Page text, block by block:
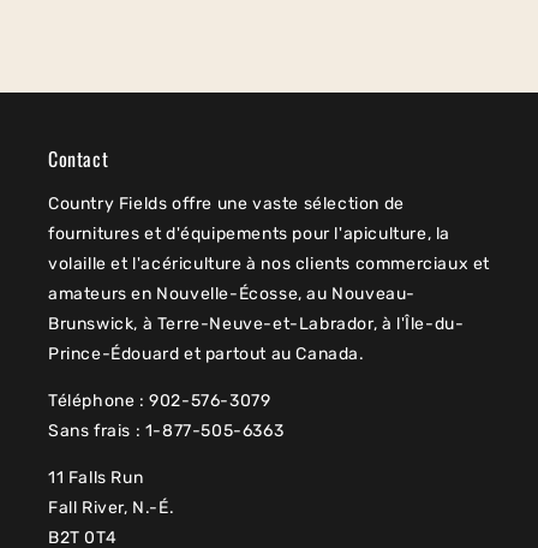
Contact
Country Fields offre une vaste sélection de
fournitures et d'équipements pour l'apiculture, la
volaille et l'acériculture à nos clients commerciaux et
amateurs en Nouvelle-Écosse, au Nouveau-
Brunswick, à Terre-Neuve-et-Labrador, à l'Île-du-
Prince-Édouard et partout au Canada.
Téléphone : 902-576-3079
Sans frais : 1-877-505-6363
11 Falls Run
Fall River, N.-É.
B2T 0T4